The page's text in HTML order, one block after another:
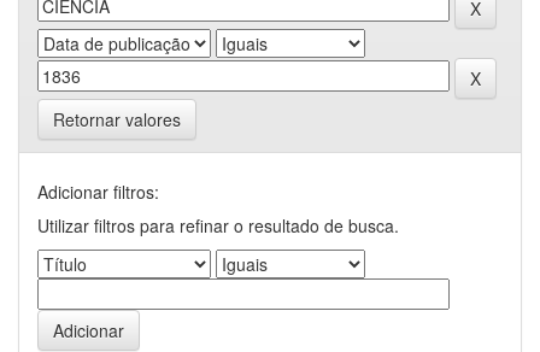
Retornar valores
Adicionar filtros:
Utilizar filtros para refinar o resultado de busca.